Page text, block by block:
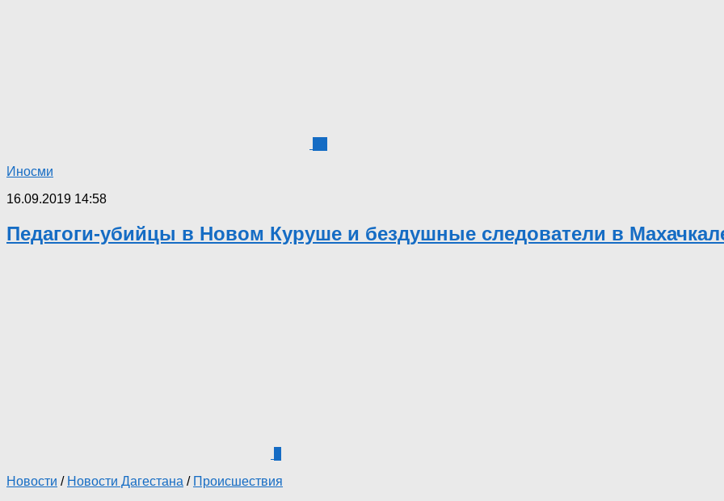
Иносми
16.09.2019 14:58
Педагоги-убийцы в Новом Куруше и бездушные следователи в
Новости / Новости Дагестана / Происшествия